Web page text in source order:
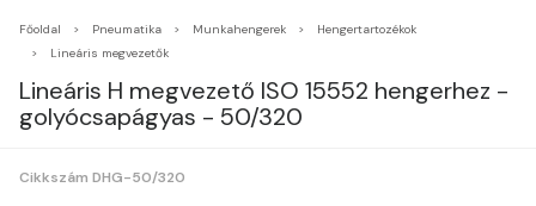
Főoldal Pneumatika Munkahengerek
Hengertartozékok
Lineáris megvezetők
Lineáris H megvezető ISO 15552 hengerhez -
golyócsapágyas - 50/320
Cikkszám DHG-50/320